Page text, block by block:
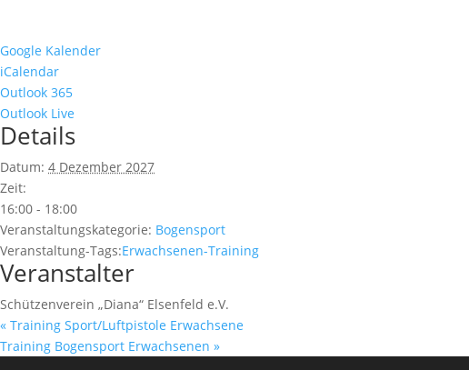
Google Kalender
iCalendar
Outlook 365
Outlook Live
Details
Datum: 4 Dezember 2027
Zeit:
16:00 - 18:00
Veranstaltungskategorie: Bogensport
Veranstaltung-Tags:Erwachsenen-Training
Veranstalter
Schützenverein „Diana“ Elsenfeld e.V.
« Training Sport/Luftpistole Erwachsene
Training Bogensport Erwachsenen »